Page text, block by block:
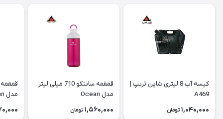
کیسه آب 8 لیتری شاین تریپ |
A469
1,040,000 تومان
قمقمه سانتکو 710 میلی لیتر
مدل Ocean
1,560,000 تومان
مدل Ocean